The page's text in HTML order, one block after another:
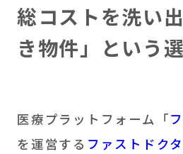
総コストを洗い
き物件」という
医療プラットフォーム「
を運営する ファストドク